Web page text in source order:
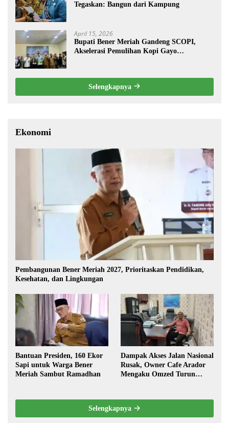
Tegaskan: Bangun dari Kampung
April 15, 2026
Bupati Bener Meriah Gandeng SCOPI,
Akselerasi Pemulihan Kopi Gayo
Selengkapnya
Ekonomi
Pembangunan Bener Meriah 2027, Prioritaskan Pendidikan,
Kesehatan, dan Lingkungan
Bantuan Presiden, 160 Ekor
Sapi untuk Warga Bener
Meriah Sambut Ramadhan
Dampak Akses Jalan Nasional
Rusak, Owner Cafe Arador
Mengaku Omzed Turun
Selengkapnya